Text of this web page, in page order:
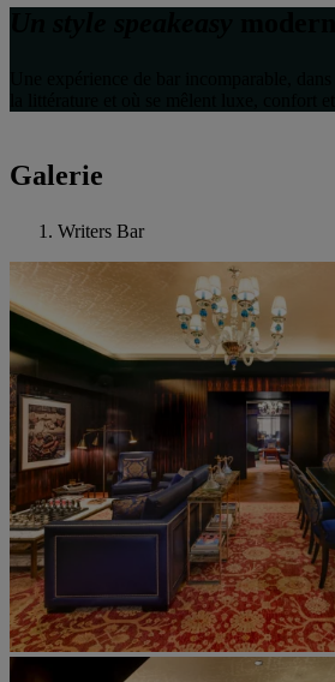
Galerie
Writers Bar